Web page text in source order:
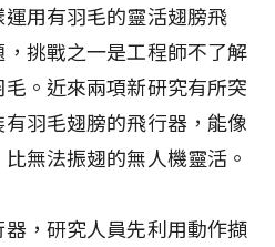
用有羽毛的靈活翅膀飛
挑戰之一是工程師不了解
。近來兩項新研究有所突
羽毛翅膀的飛行器，能像
無法振翅的無人機靈活。
，研究人員先利用動作擷